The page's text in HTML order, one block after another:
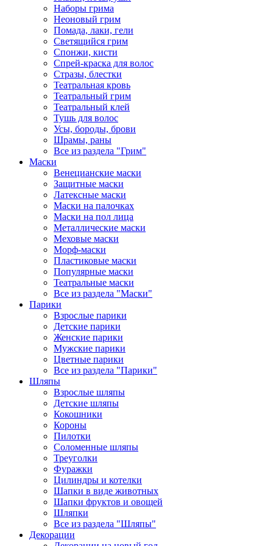
Наборы грима
Неоновый грим
Помада, лаки, гели
Светящийся грим
Спонжи, кисти
Спрей-краска для волос
Стразы, блестки
Театральная кровь
Театральный грим
Театральный клей
Тушь для волос
Усы, бороды, брови
Шрамы, раны
Все из раздела "Грим"
Маски
Венецианские маски
Защитные маски
Латексные маски
Маски на палочках
Маски на пол лица
Металлические маски
Меховые маски
Морф-маски
Пластиковые маски
Популярные маски
Театральные маски
Все из раздела "Маски"
Парики
Взрослые парики
Детские парики
Женские парики
Мужские парики
Цветные парики
Все из раздела "Парики"
Шляпы
Взрослые шляпы
Детские шляпы
Кокошники
Короны
Пилотки
Соломенные шляпы
Треуголки
Фуражки
Цилиндры и котелки
Шапки в виде животных
Шапки фруктов и овощей
Шляпки
Все из раздела "Шляпы"
Декорации